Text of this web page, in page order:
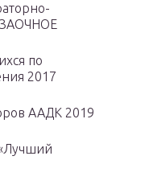
ЗАОЧНОЕ
по
2017
ААДК 2019